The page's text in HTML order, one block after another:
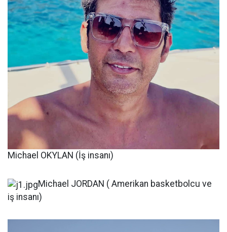
Michael OKYLAN (İş insanı)
Michael JORDAN ( Amerikan basketbolcu ve
iş insanı)